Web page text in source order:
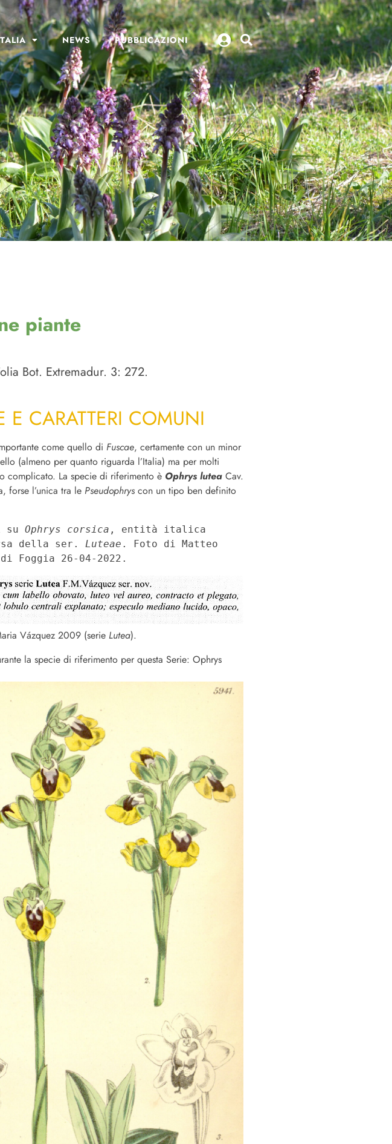
NEWS PUBBLICAZIONI
piante
Bot. Extremadur. 3: 272.
E CARATTERI COMUNI
come quello di Fuscae, certamente con un minor
(almeno per quanto riguarda l’Italia) ma per molti
complicato. La specie di riferimento è Ophrys lutea Cav.
forse l’unica tra le Pseudophryscon un tipo ben definito
su Ophrys corsica , entità italica
della ser. Luteae . Foto di Matteo
26-04-2022.
Vázquez 2009 (serieLutea).
la specie di riferimento per questa Serie: Ophrys